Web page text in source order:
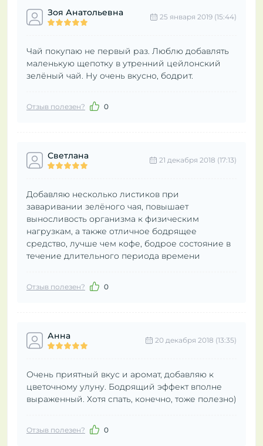
Зоя Анатольевна 25 января 2019 (15:44)
Чай покупаю не первый раз. Люблю добавлять
маленькую щепотку в утренний цейлонский
зелёный чай. Ну очень вкусно, бодрит.
Отзыв полезен? 0
Светлана 21 декабря 2018 (17:13)
Добавляю несколько листиков при
заваривании зелёного чая, повышает
выносливость организма к физическим
нагрузкам, а также отличное бодрящее
средство, лучше чем кофе, бодрое состояние в
течение длительного периода времени
Отзыв полезен? 0
Анна 20 декабря 2018 (13:35)
Очень приятный вкус и аромат, добавляю к
цветочному улуну. Бодрящий эффект вполне
выраженный. Хотя спать, конечно, тоже полезно)
Отзыв полезен? 0